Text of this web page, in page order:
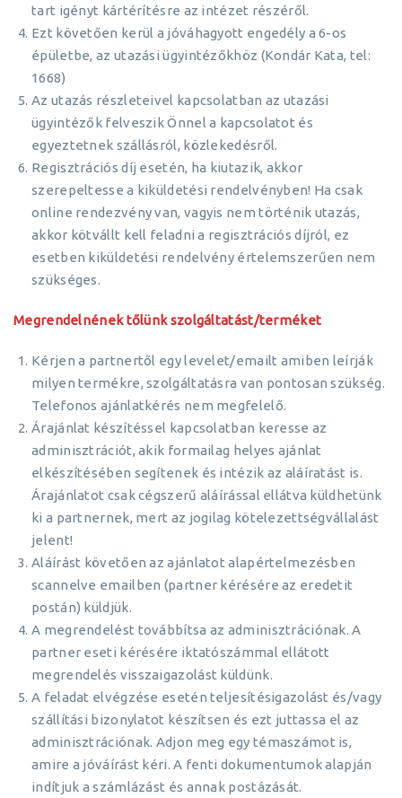
tart igényt kártérítésre az intézet részéről.
Ezt követően kerül a jóváhagyott engedély a 6-os
épületbe, az utazási ügyintézőkhöz (Kondár Kata, tel:
1668)
Az utazás részleteivel kapcsolatban az utazási
ügyintézők felveszik Önnel a kapcsolatot és
egyeztetnek szállásról, közlekedésről.
Regisztrációs díj esetén, ha kiutazik, akkor
szerepeltesse a kiküldetési rendelvényben! Ha csak
online rendezvény van, vagyis nem történik utazás,
akkor kötvállt kell feladni a regisztrációs díjról, ez
esetben kiküldetési rendelvény értelemszerűen nem
szükséges.
Megrendelnének tőlünk szolgáltatást/terméket
Kérjen a partnertől egy levelet/emailt amiben leírják
milyen termékre, szolgáltatásra van pontosan szükség.
Telefonos ajánlatkérés nem megfelelő.
Árajánlat készítéssel kapcsolatban keresse az
adminisztrációt, akik formailag helyes ajánlat
elkészítésében segítenek és intézik az aláíratást is.
Árajánlatot csak cégszerű aláírással ellátva küldhetünk
ki a partnernek, mert az jogilag kötelezettségvállalást
jelent!
Aláírást követően az ajánlatot alapértelmezésben
scannelve emailben (partner kérésére az eredetit
postán) küldjük.
A megrendelést továbbítsa az adminisztrációnak. A
partner eseti kérésére iktatószámmal ellátott
megrendelés visszaigazolást küldünk.
A feladat elvégzése esetén teljesítésigazolást és/vagy
szállítási bizonylatot készítsen és ezt juttassa el az
adminisztrációnak. Adjon meg egy témaszámot is,
amire a jóváírást kéri. A fenti dokumentumok alapján
indítjuk a számlázást és annak postázását.